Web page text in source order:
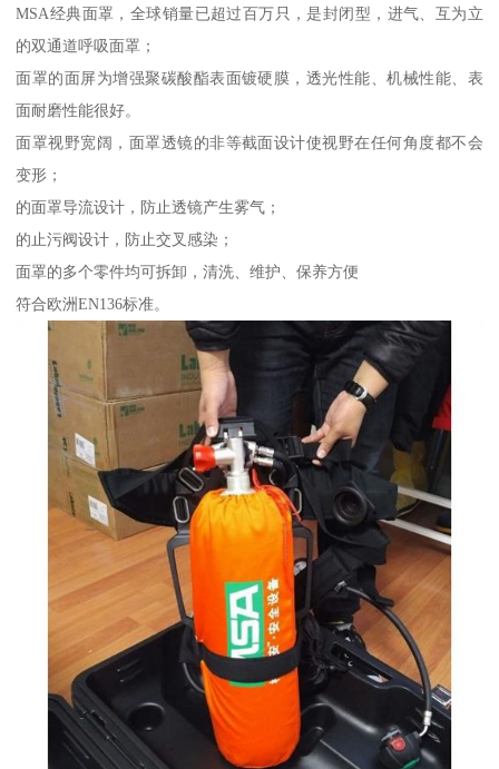
MSA经典面罩，全球销量已超过百万只，是封闭型，进气、互为立
的双通道呼吸面罩；
面罩的面屏为增强聚碳酸酯表面镀硬膜，透光性能、机械性能、表
面耐磨性能很好。
面罩视野宽阔，面罩透镜的非等截面设计使视野在任何角度都不会
变形；
的面罩导流设计，防止透镜产生雾气；
的止污阀设计，防止交叉感染；
面罩的多个零件均可拆卸，清洗、维护、保养方便
符合欧洲EN136标准。